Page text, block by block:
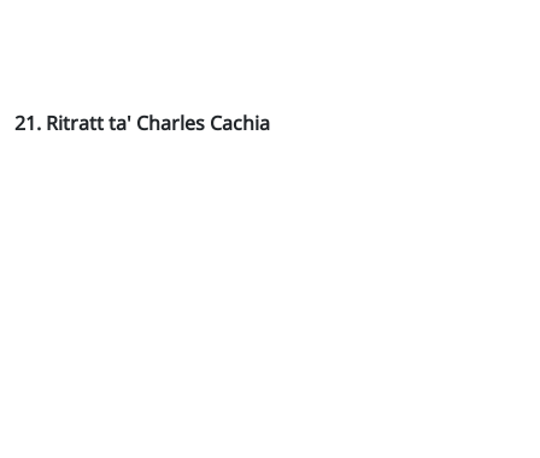
21. Ritratt ta' Charles Cachia